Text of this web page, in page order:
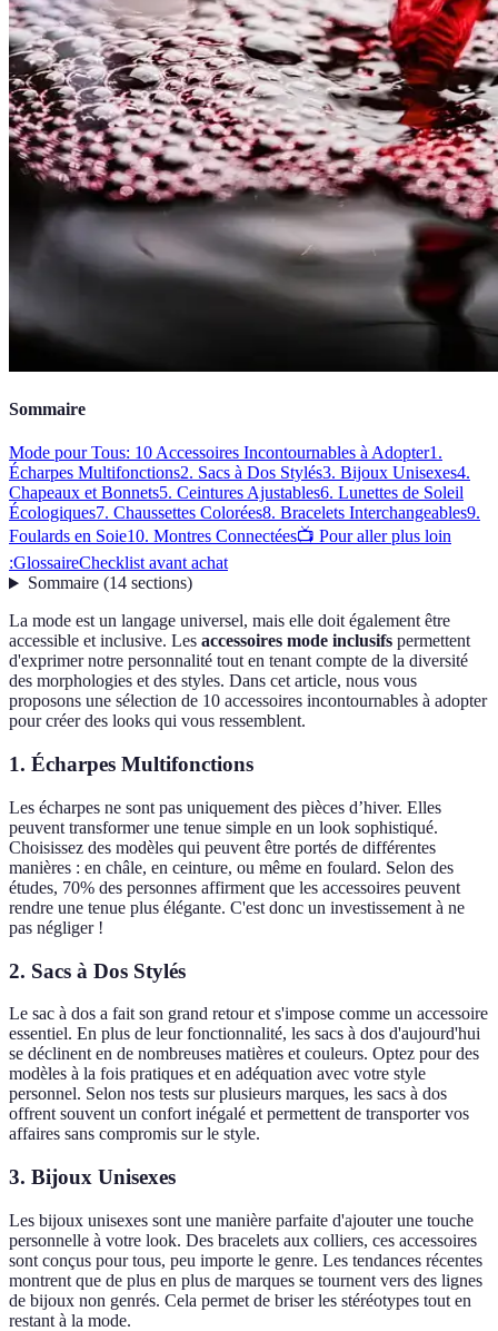
Sommaire
Mode pour Tous: 10 Accessoires Incontournables à Adopter1.
Écharpes Multifonctions2. Sacs à Dos Stylés3. Bijoux Unisexes4.
Chapeaux et Bonnets5. Ceintures Ajustables6. Lunettes de Soleil
Écologiques7. Chaussettes Colorées8. Bracelets Interchangeables9.
Foulards en Soie10. Montres Connectées📺 Pour aller plus loin
:GlossaireChecklist avant achat
Sommaire(14 sections)
La mode est un langage universel, mais elle doit également être
accessible et inclusive. Les accessoires mode inclusifs permettent
d'exprimer notre personnalité tout en tenant compte de la diversité
des morphologies et des styles. Dans cet article, nous vous
proposons une sélection de 10 accessoires incontournables à adopter
pour créer des looks qui vous ressemblent.
1. Écharpes Multifonctions
Les écharpes ne sont pas uniquement des pièces d’hiver. Elles
peuvent transformer une tenue simple en un look sophistiqué.
Choisissez des modèles qui peuvent être portés de différentes
manières : en châle, en ceinture, ou même en foulard. Selon des
études, 70% des personnes affirment que les accessoires peuvent
rendre une tenue plus élégante. C'est donc un investissement à ne
pas négliger !
2. Sacs à Dos Stylés
Le sac à dos a fait son grand retour et s'impose comme un accessoire
essentiel. En plus de leur fonctionnalité, les sacs à dos d'aujourd'hui
se déclinent en de nombreuses matières et couleurs. Optez pour des
modèles à la fois pratiques et en adéquation avec votre style
personnel. Selon nos tests sur plusieurs marques, les sacs à dos
offrent souvent un confort inégalé et permettent de transporter vos
affaires sans compromis sur le style.
3. Bijoux Unisexes
Les bijoux unisexes sont une manière parfaite d'ajouter une touche
personnelle à votre look. Des bracelets aux colliers, ces accessoires
sont conçus pour tous, peu importe le genre. Les tendances récentes
montrent que de plus en plus de marques se tournent vers des lignes
de bijoux non genrés. Cela permet de briser les stéréotypes tout en
restant à la mode.